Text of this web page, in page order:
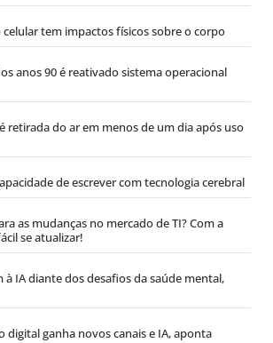
tem impactos físicos sobre o corpo
anos 90 é reativado sistema operacional
retirada do ar em menos de um dia após uso
de escrever com tecnologia cerebral
as mudanças no mercado de TI? Com a
se atualizar!
à IA diante dos desafios da saúde mental,
digital ganha novos canais e IA, aponta